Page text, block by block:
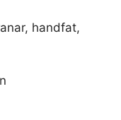
handfat,